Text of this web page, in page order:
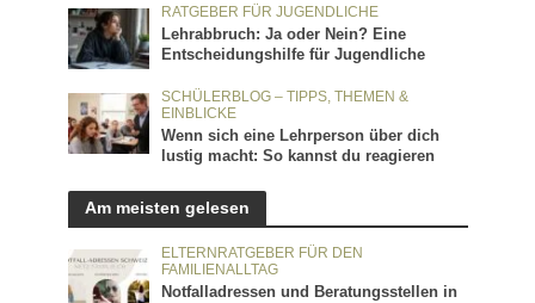
RATGEBER FÜR JUGENDLICHE
Lehrabbruch: Ja oder Nein? Eine
Entscheidungshilfe für Jugendliche
SCHÜLERBLOG – TIPPS, THEMEN &
EINBLICKE
Wenn sich eine Lehrperson über dich
lustig macht: So kannst du reagieren
Am meisten gelesen
ELTERNRATGEBER FÜR DEN
FAMILIENALLTAG
Notfalladressen und Beratungsstellen in